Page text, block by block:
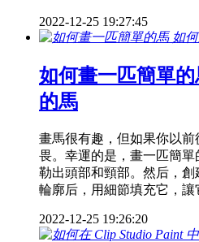
2022-12-25 19:27:45
如何畫一匹簡單
的馬
畫馬很有趣，但如果你以
畏。幸運的是，畫一匹簡
勒出頭部和頸部。然后，
輪廓后，用細節填充它，讓
2022-12-25 19:26:20